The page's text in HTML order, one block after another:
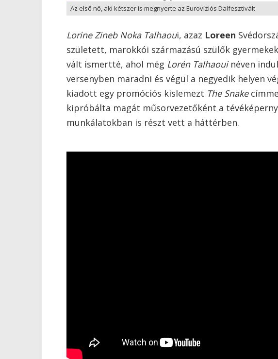
Az első nő, aki kétszer is megnyerte az Eurovíziós Dalfesztivált
Lorine Zineb Noka Talhaoui, azaz Loreen
született, marokkói származású szülők
vált ismertté, ahol még Lorén Talhaoui néven
versenyben maradni és végül a negyedik helyen
kiadott egy promóciós kislemezt The Snake
kipróbálta magát műsorvezetőként a
munkálatokban is részt vett a háttérben.